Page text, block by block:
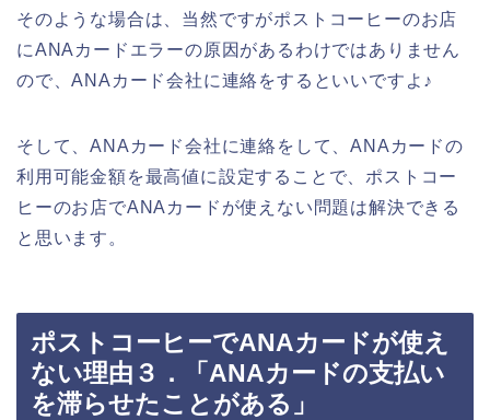
そのような場合は、当然ですがポストコーヒーのお店
にANAカードエラーの原因があるわけではありません
ので、ANAカード会社に連絡をするといいですよ♪
そして、ANAカード会社に連絡をして、ANAカードの
利用可能金額を最高値に設定することで、ポストコー
ヒーのお店でANAカードが使えない問題は解決できる
と思います。
ポストコーヒーでANAカードが使え
ない理由３．「ANAカードの支払い
を滞らせたことがある」